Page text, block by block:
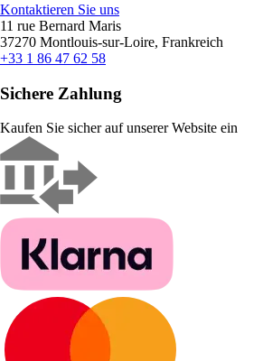
Kontaktieren Sie uns
11 rue Bernard Maris
37270 Montlouis-sur-Loire, Frankreich
+33 1 86 47 62 58
Sichere Zahlung
Kaufen Sie sicher auf unserer Website ein